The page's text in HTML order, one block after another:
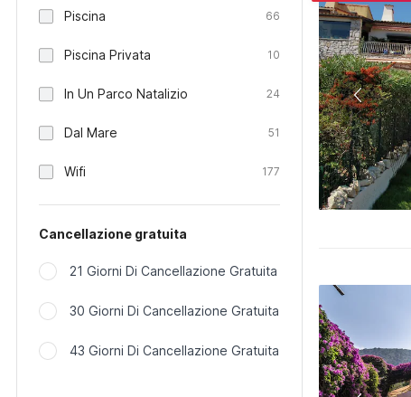
Piscina 66
Piscina Privata 10
In Un Parco Natalizio 24
Dal Mare 51
Wifi 177
Cancellazione gratuita
21 Giorni Di Cancellazione Gratuita
30 Giorni Di Cancellazione Gratuita
43 Giorni Di Cancellazione Gratuita